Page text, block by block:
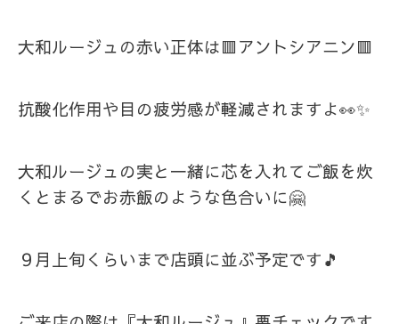
大和ルージュの赤い正体は🟥アントシアニン🟥
抗酸化作用や目の疲労感が軽減されますよ👀✨
大和ルージュの実と一緒に芯を入れてご飯を炊
くとまるでお赤飯のような色合いに🤗
９月上旬くらいまで店頭に並ぶ予定です🎵